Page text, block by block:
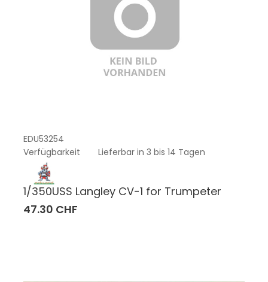
EDU53254
Verfügbarkeit
Lieferbar in 3 bis 14 Tagen
1/350USS Langley CV-1 for Trumpeter
47.30 CHF